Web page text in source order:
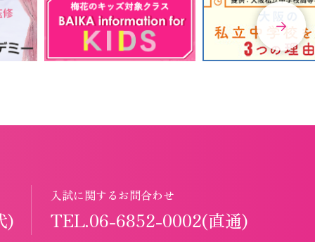
)
入試に関するお問合わせ
TEL.06-6852-0002(直通)